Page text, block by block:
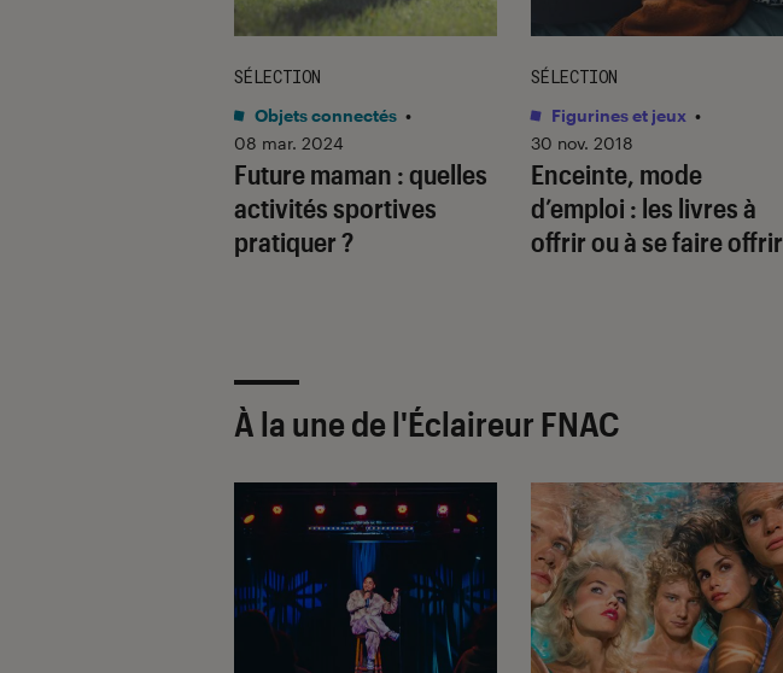
Future maman : quelles
activités sportives
pratiquer ?
SÉLECTION
Objets connectés •
08 mar. 2024
Enceinte, mode
d’emploi : les livres à
offrir ou à se faire offrir
SÉLECTION
Figurines et jeux •
30 nov. 2018
À la une de l'Éclaireur FNAC